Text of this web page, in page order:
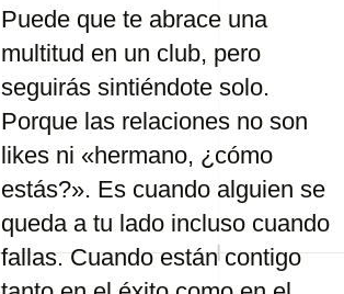
Puede que te abrace una
multitud en un club, pero
seguirás sintiéndote solo.
Porque las relaciones no son
likes ni «hermano, ¿cómo
estás?». Es cuando alguien se
queda a tu lado incluso cuando
fallas. Cuando están contigo